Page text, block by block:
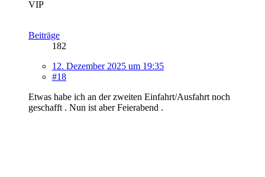
VIP
Beiträge
182
12. Dezember 2025 um 19:35
#18
Etwas habe ich an der zweiten Einfahrt/Ausfahrt noch
geschafft . Nun ist aber Feierabend .